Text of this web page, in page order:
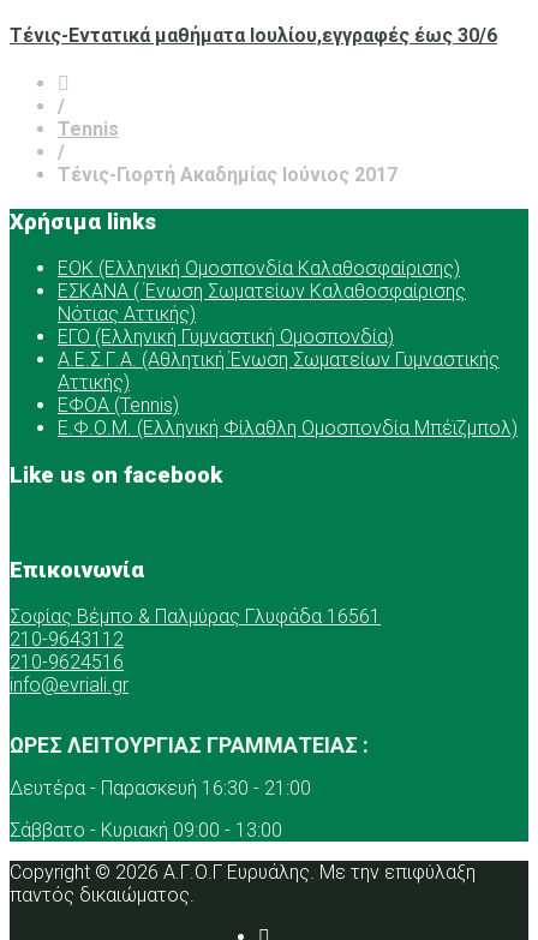
Τένις-Εντατικά μαθήματα Ιουλίου,εγγραφές έως 30/6
/
Tennis
/
Tένις-Γιορτή Ακαδημίας Ιούνιος 2017
Χρήσιμα links
ΕOK (Ελληνική Ομοσπονδία Καλαθοσφαίρισης)
ΕΣΚΑΝΑ ( Ένωση Σωματείων Καλαθοσφαίρισης
Νότιας Αττικής)
ΕΓΟ (Ελληνική Γυμναστική Ομοσπονδία)
Α.Ε.Σ.Γ.Α. (Αθλητική Ένωση Σωματείων Γυμναστικής
Αττικής)
ΕΦΟΑ (Tennis)
Ε.Φ.Ο.Μ. (Ελληνική Φίλαθλη Ομοσπονδία Μπέϊζμπολ)
Like us on facebook
Επικοινωνία
Σοφίας Βέμπο & Παλμύρας Γλυφάδα 16561
210-9643112
210-9624516
info@evriali.gr
ΩΡΕΣ ΛΕΙΤΟΥΡΓΙΑΣ ΓΡΑΜΜΑΤΕΙΑΣ :
Δευτέρα - Παρασκευή 16:30 - 21:00
Σάββατο - Κυριακή 09:00 - 13:00
Copyright © 2026 Α.Γ.Ο.Γ Ευρυάλης. Με την επιφύλαξη
παντός δικαιώματος.